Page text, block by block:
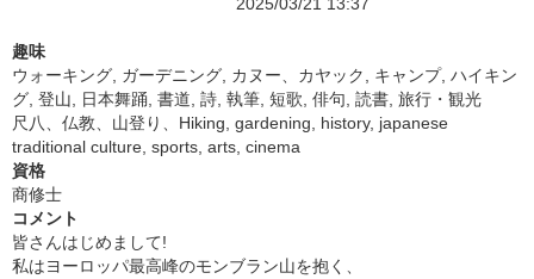
2025/03/21 13:37
趣味
ウォーキング, ガーデニング, カヌー、カヤック, キャンプ, ハイキン
グ, 登山, 日本舞踊, 書道, 詩, 執筆, 短歌, 俳句, 読書, 旅行・観光
尺八、仏教、山登り、Hiking, gardening, history, japanese
traditional culture, sports, arts, cinema
資格
商修士
コメント
皆さんはじめまして!
私はヨーロッパ最高峰のモンブラン山を抱く、